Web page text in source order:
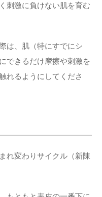
刺激に負けない肌を育む
は、肌（特にすでにシ
できるだけ摩擦や刺激を
れるようにしてくださ
れ変わりサイクル（新陳